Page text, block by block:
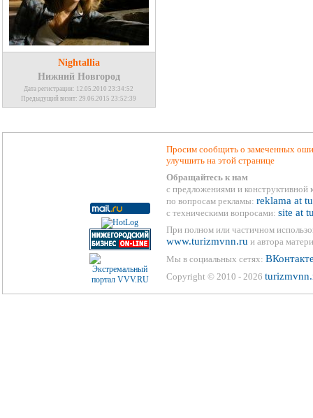
Nightallia
Нижний Новгород
Дата регистрации: 12.05.2010 23:34:52
Предыдущий визит: 29.06.2015 23:52:39
Просим сообщить о замеченных
улучшить на этой странице
Обращайтесь к нам
с предложениями и конструктивной
по вопросам рекламы: reklama at
с техническими вопросами: site at
При полном или частичном
www.turizmvnn.ru и автора
Мы в социальных сетях:
Copyright © 2010 - 2026